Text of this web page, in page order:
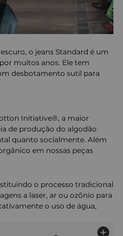
o jeans Standard é um
muitos anos. Ele tem
desbotamento sutil para
Initiative®, a maior
de produção do algodão
quanto socialmente. Além
em nossas peças
o processo tradicional
a laser, ar ou ozônio para
o uso de água,